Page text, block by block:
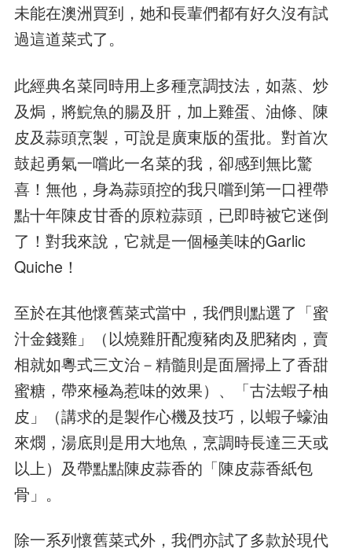
未能在澳洲買到，她和長輩們都有好久沒有試
過這道菜式了。
此經典名菜同時用上多種烹調技法，如蒸、炒
及焗，將鯇魚的腸及肝，加上雞蛋、油條、陳
皮及蒜頭烹製，可說是廣東版的蛋批。對首次
鼓起勇氣一嚐此一名菜的我，卻感到無比驚
喜！無他，身為蒜頭控的我只嚐到第一口裡帶
點十年陳皮甘香的原粒蒜頭，已即時被它迷倒
了！對我來說，它就是一個極美味的Garlic
Quiche！
至於在其他懷舊菜式當中，我們則點選了「蜜
汁金錢雞」（以燒雞肝配瘦豬肉及肥豬肉，賣
相就如粵式三文治－精髓則是面層掃上了香甜
蜜糖，帶來極為惹味的效果）、「古法蝦子柚
皮」（講求的是製作心機及技巧，以蝦子蠔油
來燘，湯底則是用大地魚，烹調時長達三天或
以上）及帶點點陳皮蒜香的「陳皮蒜香紙包
骨」。
除一系列懷舊菜式外，我們亦試了多款於現代